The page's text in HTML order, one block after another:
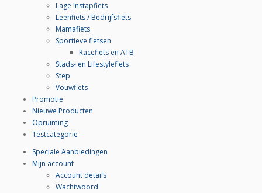
Lage Instapfiets
Leenfiets / Bedrijfsfiets
Mamafiets
Sportieve fietsen
Racefiets en ATB
Stads- en Lifestylefiets
Step
Vouwfiets
Promotie
Nieuwe Producten
Opruiming
Testcategorie
Speciale Aanbiedingen
Mijn account
Account details
Wachtwoord